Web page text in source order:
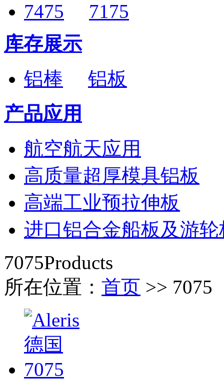
7475
7175
库存展示
铝棒
铝板
产品应用
航空航天应用
高质量超厚模具铝板
高端工业预拉伸板
进口铝合金船板及游轮
7075Products
所在位置： 首页 >> 7075